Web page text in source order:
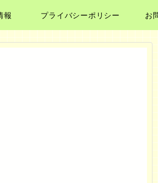
報 プライバシーポリシー お